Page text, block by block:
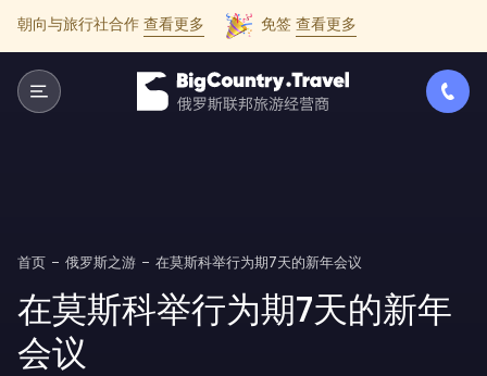
朝向与旅行社合作 查看更多 免签 查看更多
首页 俄罗斯之游 在莫斯科举行为期7天的新年会议
在莫斯科举行为期7天的新年
会议